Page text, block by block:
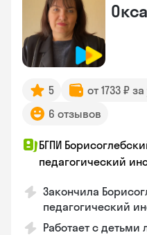
5 от 1733 ₽
6 отзывов
БГПИ
педагогический
Закончила
педагогический
Работает с детьми